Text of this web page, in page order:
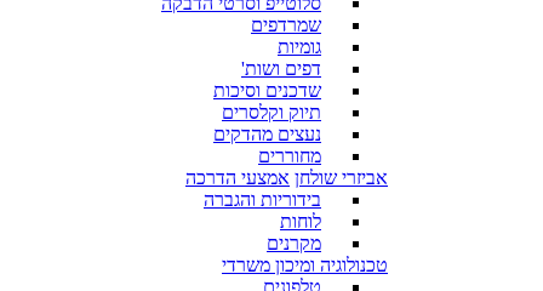
שמרדפים
גומיות
דפים ושות'
שדכנים וסיכות
תיוק וקלסרים
נעצים מהדקים
מחוררים
אביזרי שולחן אמצעי הדרכה
בידוריות והגברה
לוחות
מקרנים
טכנולוגיה ומיכון משרדי
טלפונים